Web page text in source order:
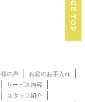
様の声
お庭のお手入れ
サービス内容
スタッフ紹介